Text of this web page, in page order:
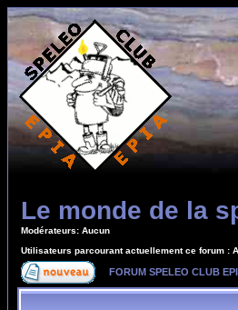
Le monde de la
Modérateurs: Aucun
Utilisateurs parcourant actuellement ce forum :
FORUM SPELEO CLUB